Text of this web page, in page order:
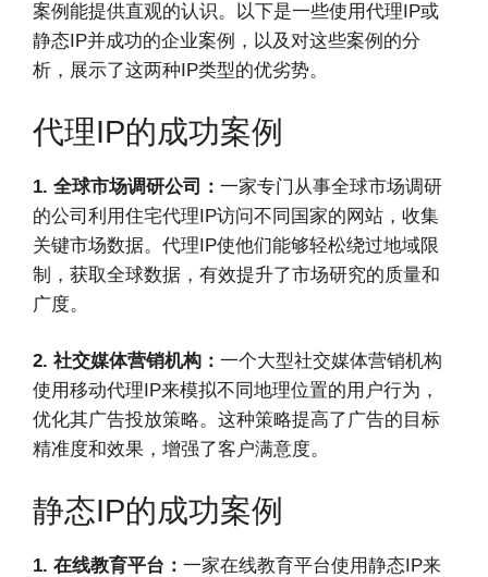
案例能提供直观的认识。以下是一些使用代理IP或
静态IP并成功的企业案例，以及对这些案例的分
析，展示了这两种IP类型的优劣势。
代理IP的成功案例
1. 全球市场调研公司： 一家专门从事全球市场调研
的公司利用住宅代理IP访问不同国家的网站，收集
关键市场数据。代理IP使他们能够轻松绕过地域限
制，获取全球数据，有效提升了市场研究的质量和
广度。
2. 社交媒体营销机构： 一个大型社交媒体营销机构
使用移动代理IP来模拟不同地理位置的用户行为，
优化其广告投放策略。这种策略提高了广告的目标
精准度和效果，增强了客户满意度。
静态IP的成功案例
1. 在线教育平台： 一家在线教育平台使用静态IP来